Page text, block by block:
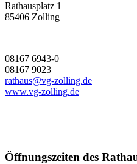
Rathausplatz 1
85406 Zolling
08167 6943-0
08167 9023
rathaus@vg-zolling.de
www.vg-zolling.de
Öffnungszeiten des